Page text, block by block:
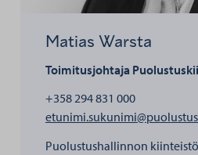
Matias Warsta
Toimitusjohtaja
+358 294 831 000
Puolustushallinnon